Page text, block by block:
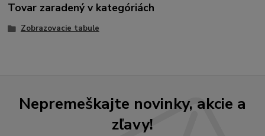
Tovar zaradený v kategóriách
Zobrazovacie tabule
Nepremeškajte novinky, akcie a
zľavy!